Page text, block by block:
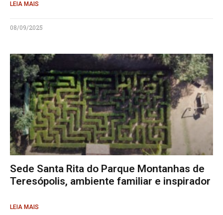
LEIA MAIS
08/09/2025
Sede Santa Rita do Parque Montanhas de
Teresópolis, ambiente familiar e inspirador
LEIA MAIS